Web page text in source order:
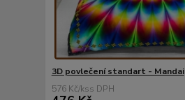
3D povlečení standart - Mandai
576 Kč/ks